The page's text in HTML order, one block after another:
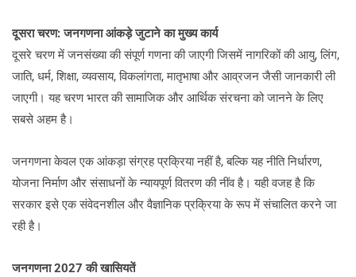
दूसरा चरण: जनगणना आंकड़े जुटाने का मुख्य कार्य
दूसरे चरण में जनसंख्या की संपूर्ण गणना की जाएगी जिसमें नागरिकों की आयु, लिंग,
जाति, धर्म, शिक्षा, व्यवसाय, विकलांगता, मातृभाषा और आव्रजन जैसी जानकारी ली
जाएगी। यह चरण भारत की सामाजिक और आर्थिक संरचना को जानने के लिए
सबसे अहम है।
जनगणना केवल एक आंकड़ा संग्रह प्रक्रिया नहीं है, बल्कि यह नीति निर्धारण,
योजना निर्माण और संसाधनों के न्यायपूर्ण वितरण की नींव है। यही वजह है कि
सरकार इसे एक संवेदनशील और वैज्ञानिक प्रक्रिया के रूप में संचालित करने जा
रही है।
जनगणना 2027 की खासियतें